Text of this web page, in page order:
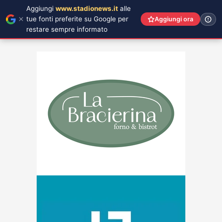
Aggiungi www.stadionews.it alle
tue fonti preferite su Google per
restare sempre informato
Aggiungi ora